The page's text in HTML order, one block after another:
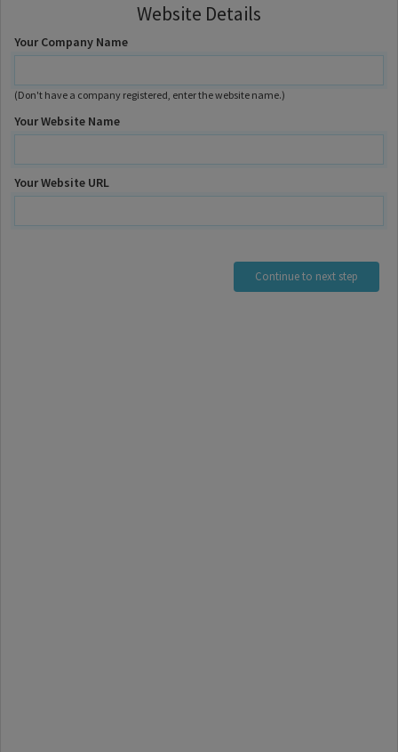
Website Details
Your Company Name
(Don't have a company registered, enter the website name.)
Your Website Name
Your Website URL
Continue to next step